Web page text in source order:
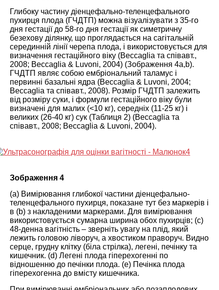
Глибоку частину діенцефально-теленцефального
пухирця плода (ГЧДТП) можна візуалізувати з 35-го
дня гестації до 58-го дня гестації як симетричну
безехову ділянку, що проглядається на сагітальній
серединній лінії черепа плода, і використовується для
визначення гестаційного віку (Beccaglia та співавт.,
2008; Beccaglia & Luvoni, 2004) (Зображення 4а,b).
ГЧДТП являє собою ембріональний таламус і
первинні базальні ядра (Beccaglia & Luvoni, 2004;
Beccaglia та співавт., 2008). Розмір ГЧДТП залежить
від розміру суки, і формули гестаційного віку були
визначені для малих (<10 кг), середніх (11-25 кг) і
великих (26-40 кг) сук (Таблиця 2) (Beccaglia та
співавт., 2008; Beccaglia & Luvoni, 2004).
Зображення 4
(а) Вимірювання глибокої частини діенцефально-
теленцефального пухирця, показане тут без маркерів і
в (b) з накладеними маркерами. Для вимірювання
використовується сумарна ширина обох пухирців; (c)
48-денна вагітність – зверніть увагу на плід, який
лежить головою ліворуч, а хвостиком праворуч. Видно
серце, грудну клітку (біла стрілка), легені, печінку та
кишечник. (d) Легені плода гіперехогенні по
відношенню до печінки плода. (e) Печінка плода
гіперехогенна до вмісту кишечника.